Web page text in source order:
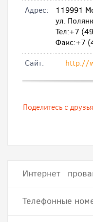
Адрес:
119991
ул.
Тел:+7
Факс:+7
Cайт:
http://
Поделитесь с
Интернет
Телефонные